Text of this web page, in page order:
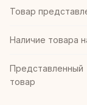
Товар
Наличие товара
Представленный
товар